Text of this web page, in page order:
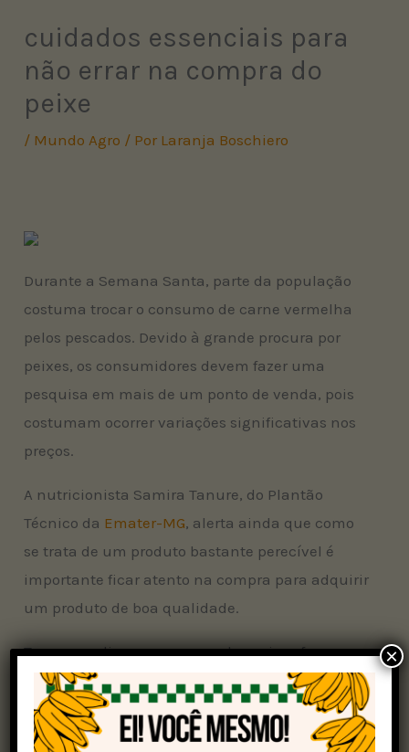
cuidados essenciais para
não errar na compra do
peixe
/ Mundo Agro / Por Laranja Boschiero
Durante a Semana Santa, parte da população
costuma trocar o consumo de carne vermelha
pelos pescados. Devido à grande procura por
peixes, os consumidores devem fazer uma
pesquisa em mais de um ponto de venda, pois
costumam ocorrer variações significativas nos
preços.
A nutricionista Samira Tanure, do Plantão
Técnico da Emater-MG, alerta ainda que como
se trata de um produto bastante perecível é
importante ficar atento na compra para adquirir
um produto de boa qualidade.
Tanure explica que no caso dos peixes frescos,
há algumas indicações de que o produto está
próprio para o consumo. “Os olhos devem estar
claros, brilhantes e salientes; a superfície do
×